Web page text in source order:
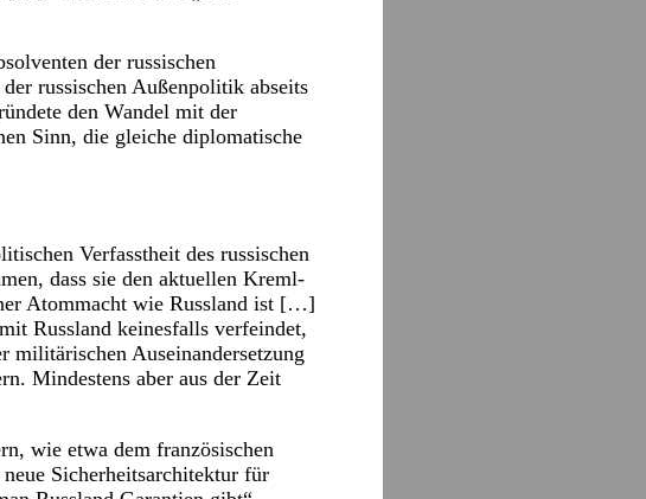
der russischen
russischen Außenpolitik abseits
den Wandel mit der
Sinn, die gleiche diplomatische
Verfasstheit des russischen
dass sie den aktuellen Kreml-
Atommacht wie Russland ist […]
Russland keinesfalls verfeindet,
militärischen Auseinandersetzung
Mindestens aber aus der Zeit
wie etwa dem französischen
Sicherheitsarchitektur für